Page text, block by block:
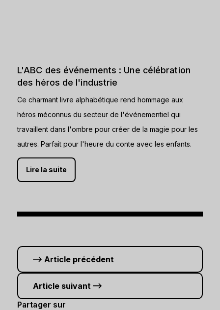
L'ABC des événements : Une célébration
des héros de l'industrie
Ce charmant livre alphabétique rend hommage aux
héros méconnus du secteur de l'événementiel qui
travaillent dans l'ombre pour créer de la magie pour les
autres. Parfait pour l'heure du conte avec les enfants.
Lire la suite
Article précédent
Article suivant
Partager sur